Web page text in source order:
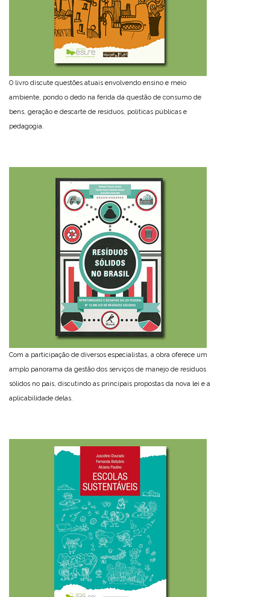
O livro discute questões atuais envolvendo ensino e meio
ambiente, pondo o dedo na ferida da questão de consumo de
bens, geração e descarte de resíduos, políticas públicas e
pedagogia.
Com a participação de diversos especialistas, a obra oferece um
amplo panorama da gestão dos serviços de manejo de resíduos
sólidos no país, discutindo as principais propostas da nova lei e a
aplicabilidade delas.